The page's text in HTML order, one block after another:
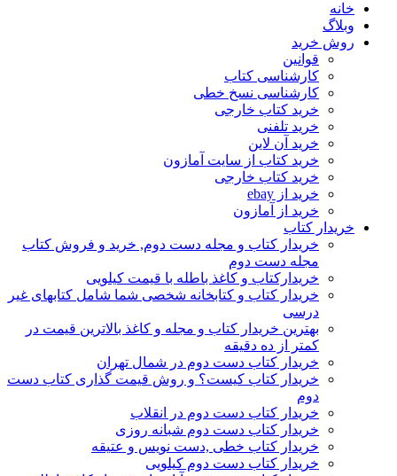
خانه
وبلاگ
روش خرید
قوانین
کارشناسی کتاب
کارشناسی نسخ خطی
خرید کتاب خارجی
خرید تلفنی
خرید آن لاین
خرید کتاب از سایت آمازون
خرید کتاب خارجی
خرید از ebay
خرید از آمازون
خریدار کتاب
خریدار کتاب و مجله دست دوم, خرید و فروش کتاب
مجله دست دوم
خریدارکتاب و کاغذ باطله با قیمت کیلویی
خریدار کتاب و کتابخانه شخصی شما شامل کتابهای غیر
درسی
بهترین خریدار کتاب و مجله و کاغذ بالاترین قیمت در
کمتر از ده دقیقه
خریدار کتاب دست دوم در شمال تهران
خریدار کتاب کیست؟ و روش قیمت گذاری کتاب دست
دوم
خریدار کتاب دست دوم در انقلاب
خریدار کتاب دست دوم شبانه روزی
خریدار کتاب خطی ,دست نویس و عتیقه
خریدار کتاب دست دوم کیلویی